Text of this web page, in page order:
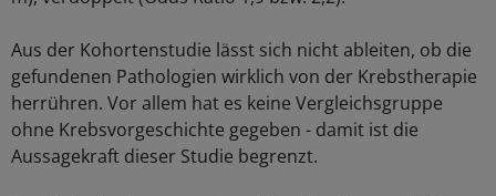
Aus der Kohortenstudie lässt sich nicht ableiten, ob die
gefundenen Pathologien wirklich von der Krebstherapie
herrühren. Vor allem hat es keine Vergleichsgruppe
ohne Krebsvorgeschichte gegeben - damit ist die
Aussagekraft dieser Studie begrenzt.